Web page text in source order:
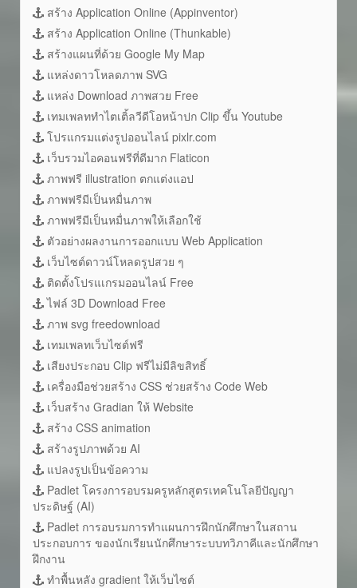
สร้าง Application Online (Appinventor)
สร้าง Application Online (Thunkable)
สร้างแผนที่ด้วย Google My Map
แหล่งดาวโหลดภาพ SVG
แหล่ง Download ภาพสวย Free
เทมเพลททำไตเติ้ลวีดีโอหน้าปก Clip ขึ้น Youtube
โปรแกรมแต่งรูปออนไลน์ pixlr.com
เว็บรวมไอคอนฟรีที่ดีมาก Flaticon
ภาพฟรี illustration ตกแต่งแอป
ภาพฟรีมีเป็นหมื่นภาพ
ภาพฟรีมีเป็นหมื่นภาพให้เลือกใช้
ตัวอย่างผลงานการออกแบบ Web Application
เว็บไซต์ดาวน์โหลดรูปสวย ๆ
ติดตั้งโปรแเกรมออนไลน์ Free
ไฟล์ 3D Download Free
ภาพ svg freedownload
เทมเพลทเว็บไซต์ฟรี
เสียงประกอบ Clip ฟรีไม่มีลิขสิทธิ์
เครื่องมือช่วยสร้าง CSS ช่วยสร้าง Code Web
เว็บสร้าง Gradian ให้ Website
สร้าง CSS animation
สร้างรูปภาพด้วย AI
แปลงรูปเป็นข้อความ
Padlet โครงการอบรมครูหลักสูตรเทคโนโลยีปัญญา
ประดิษฐ์ (AI)
Padlet การอบรมการทำแผนการฝึกนักศึกษาในสถาน
ประกอบการ ของนักเรียนนักศึกษาระบบทวิภาคีและนักศึกษา
ฝึกงาน
ทำพื้นหลัง gradient ให้เว็บไซต์